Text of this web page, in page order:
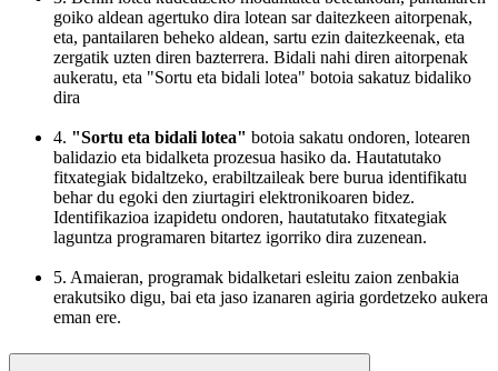
goiko aldean agertuko dira lotean sar daitezkeen aitorpenak,
eta, pantailaren beheko aldean, sartu ezin daitezkeenak, eta
zergatik uzten diren bazterrera. Bidali nahi diren aitorpenak
aukeratu, eta "Sortu eta bidali lotea" botoia sakatuz bidaliko
dira
4. "Sortu eta bidali lotea" botoia sakatu ondoren, lotearen
balidazio eta bidalketa prozesua hasiko da. Hautatutako
fitxategiak bidaltzeko, erabiltzaileak bere burua identifikatu
behar du egoki den ziurtagiri elektronikoaren bidez.
Identifikazioa izapidetu ondoren, hautatutako fitxategiak
laguntza programaren bitartez igorriko dira zuzenean.
5. Amaieran, programak bidalketari esleitu zaion zenbakia
erakutsiko digu, bai eta jaso izanaren agiria gordetzeko aukera
eman ere.